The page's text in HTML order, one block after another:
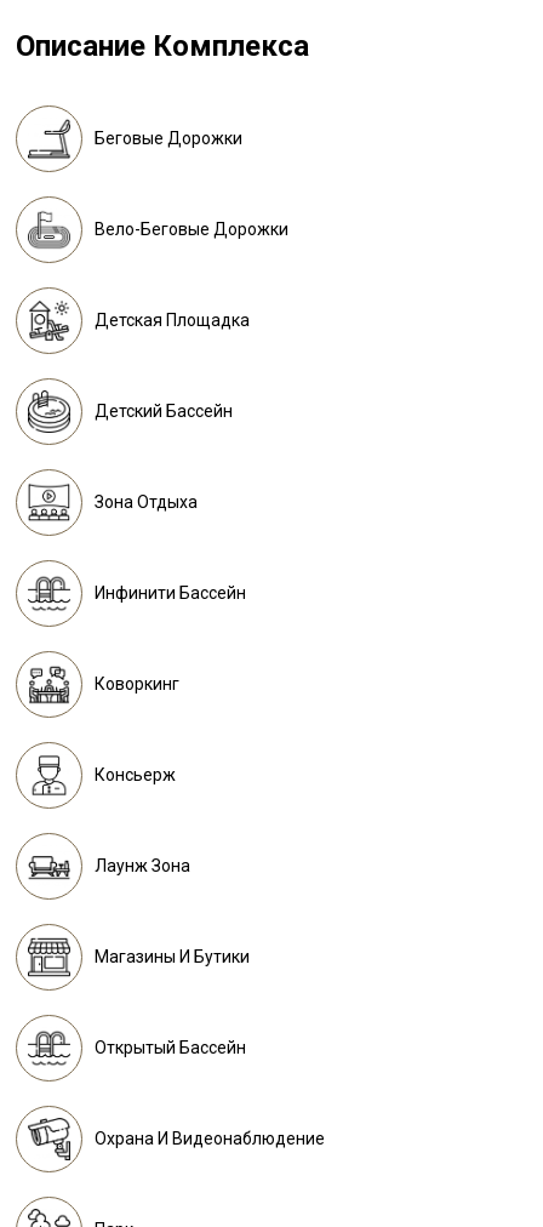
Описание Комплекса
Беговые Дорожки
Вело-Беговые Дорожки
Детская Площадка
Детский Бассейн
Зона Отдыха
Инфинити Бассейн
Коворкинг
Консьерж
Лаунж Зона
Магазины И Бутики
Открытый Бассейн
Охрана И Видеонаблюдение